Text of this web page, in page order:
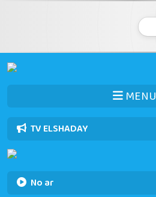
MENU
TV ELSHADAY
No ar